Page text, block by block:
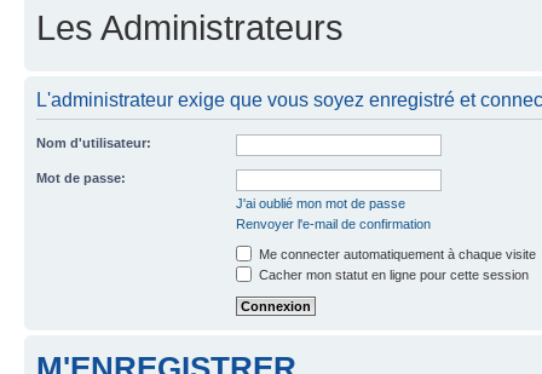
Les Administrateurs
L'administrateur exige que vous soyez enregistré et
Nom d'utilisateur:
Mot de passe:
J'ai oublié mon mot de passe
Renvoyer l'e-mail de confirmation
Me connecter automatiquement à chaque visite
Cacher mon statut en ligne pour cette session